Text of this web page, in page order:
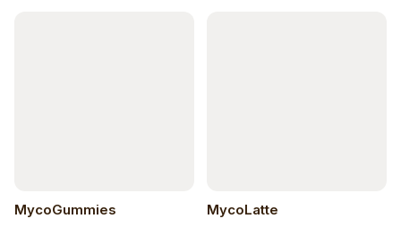
MycoGummies MycoLatte